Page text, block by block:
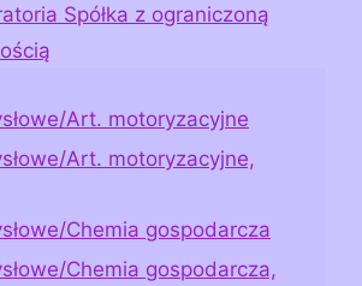
Spółka z ograniczoną
Art. motoryzacyjne
Art. motoryzacyjne,
Chemia gospodarcza
Chemia gospodarcza,